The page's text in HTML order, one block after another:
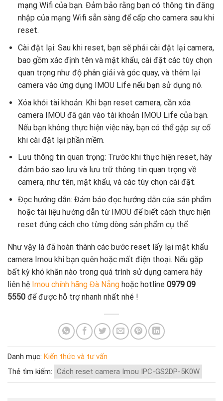
mạng Wifi của bạn. Đảm bảo rằng bạn có thông tin đăng
nhập của mạng Wifi sẵn sàng để cấp cho camera sau khi
reset.
Cài đặt lại: Sau khi reset, bạn sẽ phải cài đặt lại camera,
bao gồm xác định tên và mật khẩu, cài đặt các tùy chọn
quan trọng như độ phân giải và góc quay, và thêm lại
camera vào ứng dụng IMOU Life nếu bạn sử dụng nó.
Xóa khỏi tài khoản: Khi bạn reset camera, cần xóa
camera IMOU đã gán vào tài khoản IMOU Life của bạn.
Nếu bạn không thực hiện việc này, bạn có thể gặp sự cố
khi cài đặt lại phần mềm.
Lưu thông tin quan trọng: Trước khi thực hiện reset, hãy
đảm bảo sao lưu và lưu trữ thông tin quan trọng về
camera, như tên, mật khẩu, và các tùy chọn cài đặt.
Đọc hướng dẫn: Đảm bảo đọc hướng dẫn của sản phẩm
hoặc tài liệu hướng dẫn từ IMOU để biết cách thực hiện
reset đúng cách cho từng dòng sản phẩm cụ thể
Như vậy là đã hoàn thành các bước reset lấy lại mật khẩu
camera Imou khi bạn quên hoặc mất điện thoại. Nếu gặp
bất kỳ khó khăn nào trong quá trình sử dụng camera hãy
liên hệ Imou chính hãng Đà Nẵng hoặc hotline 0979 09
5550 để được hỗ trợ nhanh nhất nhé !
Danh mục: Kiến thức và tư vấn
Thẻ tìm kiếm: Cách reset camera Imou IPC-GS2DP-5K0W